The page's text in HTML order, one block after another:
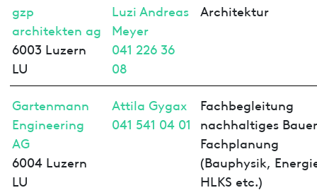
gzp
architekten ag
6003 Luzern
LU
Luzi Andreas
Meyer
041 226 36
08
Architektur
Gartenmann
Engineering
AG
6004 Luzern
LU
Attila Gygax
041 541 04 01
Fachbegleitung
nachhaltiges
Fachplanung
(Bauphysik,
HLKS etc.)